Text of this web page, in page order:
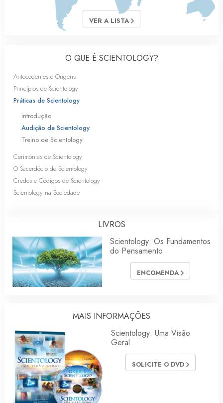
VER A LISTA
O QUE É SCIENTOLOGY?
Antecedentes e Origens
Princípios de Scientology
Práticas de Scientology
Introdução
Audição de Scientology
Treino de Scientology
Cerimónias de Scientology
O Sacerdócio de Scientology
Credos e Códigos de Scientology
Scientology na Sociedade
LIVROS
Scientology: Os Fundamentos
do Pensamento
ENCOMENDA
MAIS INFORMAÇÕES
Scientology: Uma Visão
Geral
SOLICITE O DVD